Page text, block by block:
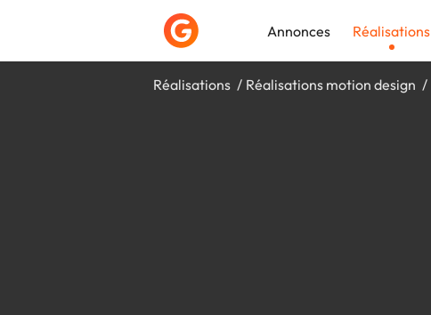
Annonces Réalisations
Réalisations Réalisations motion design